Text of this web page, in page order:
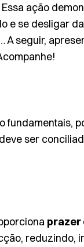
ação
e se desligar da
seguir,
fundamentais,
ser
prazer
reduzindo,